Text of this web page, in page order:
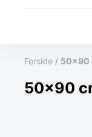
Forside / 50x90
50x90